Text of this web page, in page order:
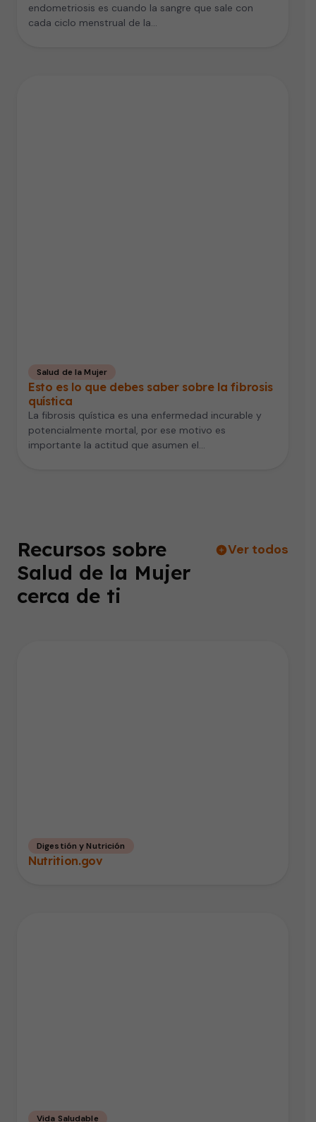
endometriosis es cuando la sangre que sale con
cada ciclo menstrual de la…
Salud de la Mujer
Esto es lo que debes saber sobre la fibrosis
quística
La fibrosis quística es una enfermedad incurable y
potencialmente mortal, por ese motivo es
importante la actitud que asumen el…
Recursos sobre
Salud de la Mujer
cerca de ti
Ver todos
Digestión y Nutrición
Nutrition.gov
Vida Saludable